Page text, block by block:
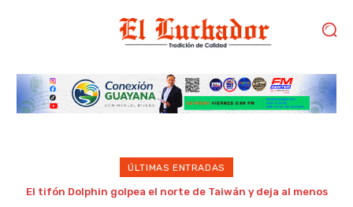
ÚLTIMAS ENTRADAS
Estudiantes de la UDO Bolívar convocan a concentración